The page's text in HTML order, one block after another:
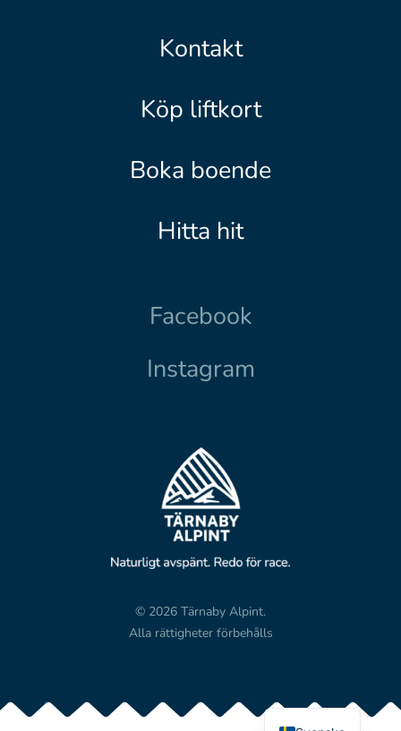
Kontakt
Köp liftkort
Boka boende
Hitta hit
Facebook
Instagram
© 2026 Tärnaby Alpint.
Alla rättigheter förbehålls